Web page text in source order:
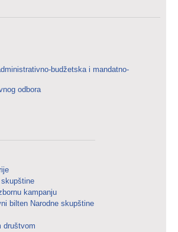
budžetska i mandatno-
odbora
skupštine
kampanju
bilten Narodne skupštine
društvom